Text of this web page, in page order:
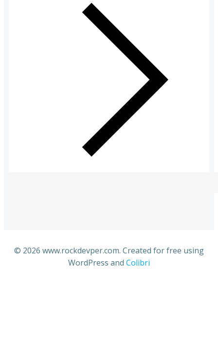
© 2026 www.rockdevper.com. Created for free using
WordPress and Colibri